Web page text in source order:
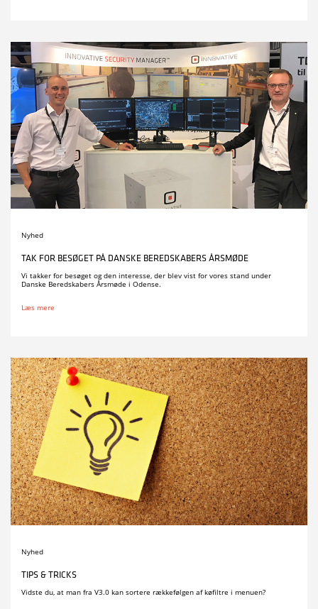
Nyhed
TAK FOR BESØGET PÅ DANSKE BEREDSKABERS ÅRSMØDE
Vi takker for besøget og den interesse, der blev vist for vores stand under
Danske Beredskabers Årsmøde i Odense.
Læs mere
Nyhed
TIPS & TRICKS
Vidste du, at man fra V3.0 kan sortere rækkefølgen af køfiltre i menuen?